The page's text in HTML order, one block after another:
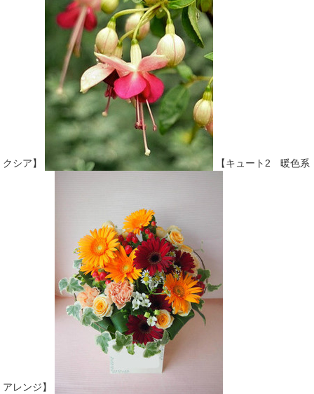
クシア】 【キュート2 暖色系
アレンジ】